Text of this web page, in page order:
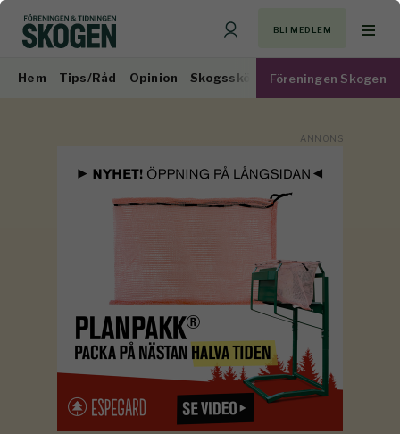
BLI MEDLEM
Hem Tips/Råd Opinion Skogsskötsel Virkesmarknad
Föreningen Skogen